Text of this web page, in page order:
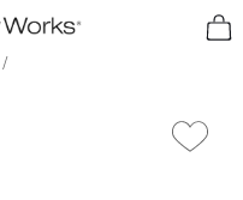
*Promosyon Detayları